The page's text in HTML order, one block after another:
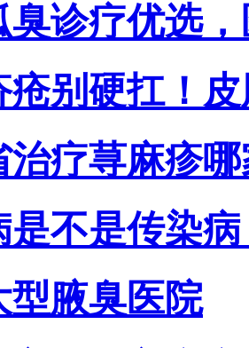
臭诊疗优选
疮别硬扛！
治疗荨麻疹
是不是传染
型腋臭医院